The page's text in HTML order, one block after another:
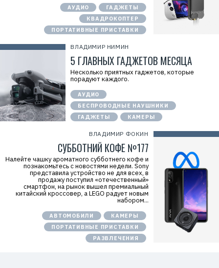
АУДИО
ГАДЖЕТЫ
КВАДРОКОПТЕР
ПОРТАТИВНЫЕ ПРИСТАВКИ
ВЛАДИМИР НИМИН
5 ГЛАВНЫХ ГАДЖЕТОВ МЕСЯЦА
Несколько приятных гаджетов, которые
порадуют каждого.
АУДИО
БЕСПРОВОДНЫЕ НАУШНИКИ
ГАДЖЕТЫ
КАМЕРЫ
ВЛАДИМИР ФОКИН
СУББОТНИЙ КОФЕ №177
Налейте чашку ароматного субботнего кофе и
познакомьтесь с новостями недели. Sony
представила устройство не для всех, в
продажу поступил «отечественный»
смартфон, на рынок вышел премиальный
китайский кроссовер, а LEGO радует новым
набором...
АВТОМОБИЛИ
КАМЕРЫ
ПОРТАТИВНЫЕ ПРИСТАВКИ
РАЗВЛЕЧЕНИЯ